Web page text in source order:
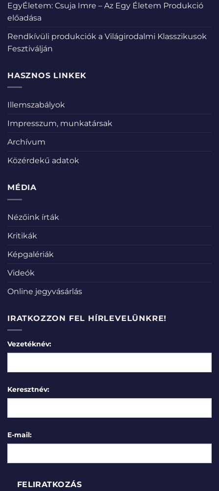
EgyÉletem: Csuja Imre – Az Egy Életem Produkció
előadása
Rendkívüli produkciók a Világirodalmi Klasszikusok
Fesztiválján
HASZNOS LINKEK
Illemszabályok
Impresszum, munkatársak
Archívum
Közérdekű adatok
MÉDIA
Nézőink írták
Kritikák
Képgalériák
Videók
Online jegyvásárlás
IRATKOZZON FEL HÍRLEVELÜNKRE!
Vezetéknév:
Keresztnév:
E-mail: